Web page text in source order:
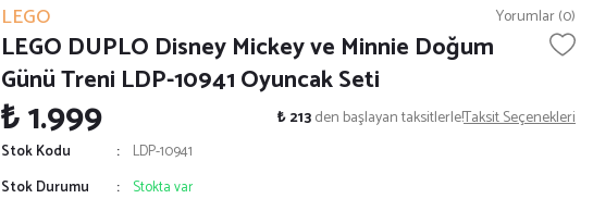
LEGO Yorumlar (0)
LEGO DUPLO Disney Mickey ve Minnie Doğum
Günü Treni LDP-10941 Oyuncak Seti
₺ 1.999 ₺ 213den başlayan taksitlerle!Taksit Seçenekleri
Stok Kodu
LDP-10941
Stok Durumu
Stokta var